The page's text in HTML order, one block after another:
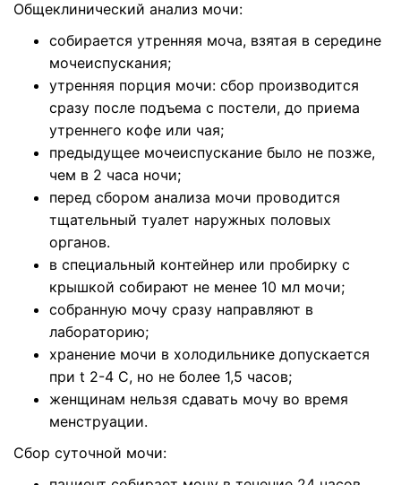
Общеклинический анализ мочи:
собирается утренняя моча, взятая в середине
мочеиспускания;
утренняя порция мочи: сбор производится
сразу после подъема с постели, до приема
утреннего кофе или чая;
предыдущее мочеиспускание было не позже,
чем в 2 часа ночи;
перед сбором анализа мочи проводится
тщательный туалет наружных половых
органов.
в специальный контейнер или пробирку с
крышкой собирают не менее 10 мл мочи;
собранную мочу сразу направляют в
лабораторию;
хранение мочи в холодильнике допускается
при t 2-4 C, но не более 1,5 часов;
женщинам нельзя сдавать мочу во время
менструации.
Сбор суточной мочи: